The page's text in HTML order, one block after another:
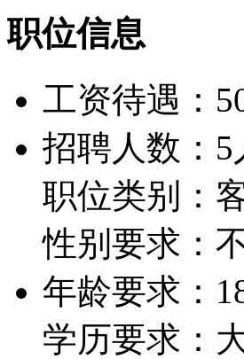
职位信息
工资待遇：
招聘人数：5
职位类别：
性别要求：
年龄要求：
学历要求：